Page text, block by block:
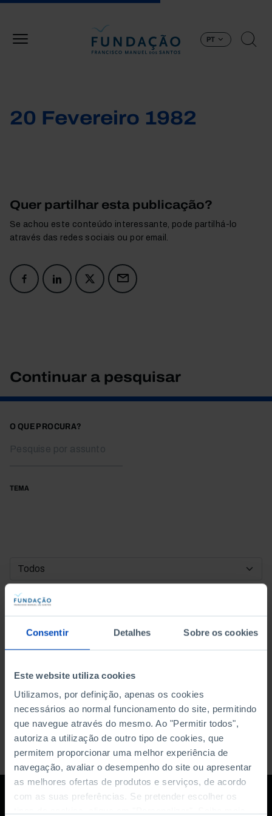
Consentir Detalhes Sobre os cookies
Este website utiliza cookies
Utilizamos, por definição, apenas os cookies
necessários ao normal funcionamento do site, permitindo
que navegue através do mesmo. Ao "Permitir todos",
autoriza a utilização de outro tipo de cookies, que
permitem proporcionar uma melhor experiência de
navegação, avaliar o desempenho do site ou apresentar
as melhores ofertas de produtos e serviços, de acordo
com as suas preferências. Se pretender escolher os
PT
20 Fevereiro 1982
Quer partilhar esta publicação?
Se achou este conteúdo interessante, pode partilhá-lo
através das redes sociais ou por email.
Continuar a pesquisar
O QUE PROCURA?
TEMA
DATA DE INÍCIO
DATA DE FIM